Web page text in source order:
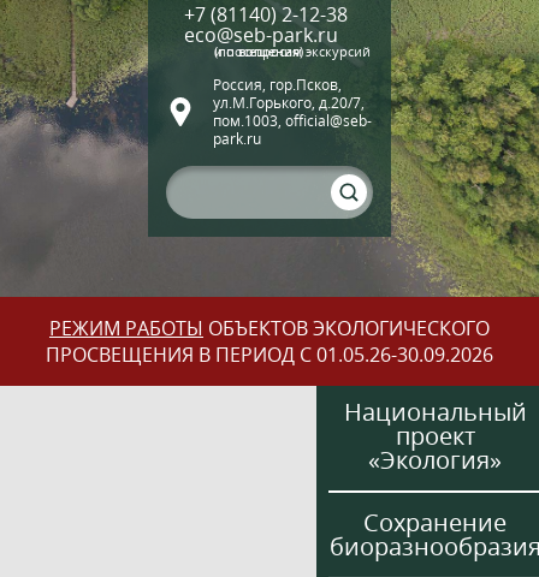
+7 (81140) 2-12-38
eco@seb-park.ru
(по вопросам экскурсий и посещения)
Россия, гор.Псков,
ул.М.Горького, д.20/7,
пом.1003, official@seb-
park.ru
РЕЖИМ РАБОТЫ ОБЪЕКТОВ ЭКОЛОГИЧЕСКОГО
ПРОСВЕЩЕНИЯ В ПЕРИОД С 01.05.26-30.09.2026
Национальный
проект
«Экология»
Сохранение